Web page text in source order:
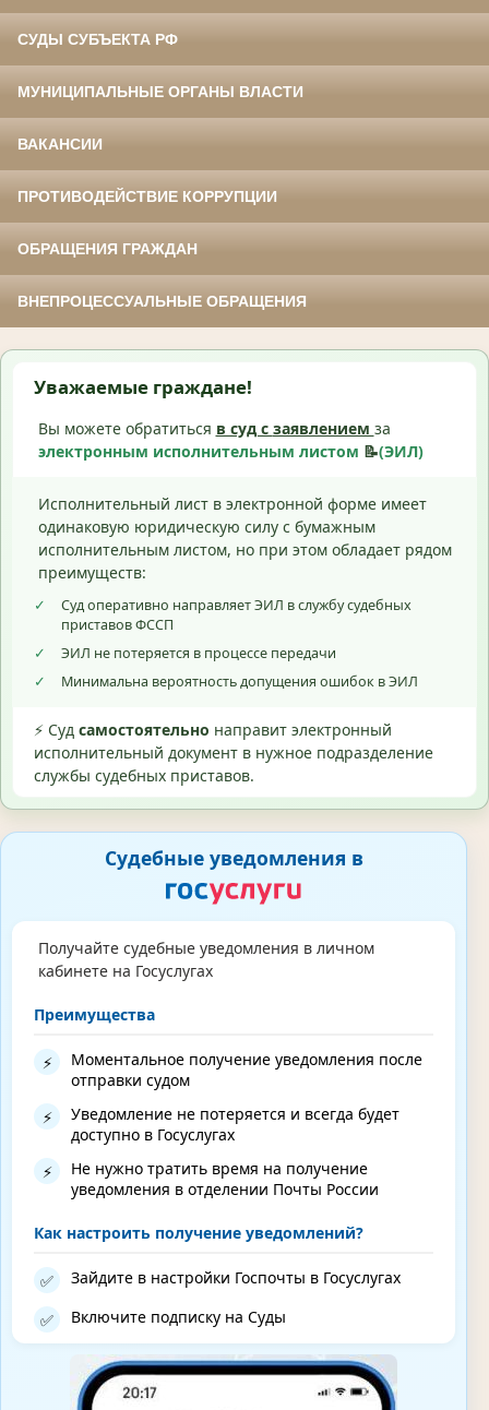
СУДЫ СУБЪЕКТА РФ
МУНИЦИПАЛЬНЫЕ ОРГАНЫ ВЛАСТИ
ВАКАНСИИ
ПРОТИВОДЕЙСТВИЕ КОРРУПЦИИ
ОБРАЩЕНИЯ ГРАЖДАН
ВНЕПРОЦЕССУАЛЬНЫЕ ОБРАЩЕНИЯ
Уважаемые граждане!
Вы можете обратиться в суд с заявлением за
электронным исполнительным листом 📝(ЭИЛ)
Исполнительный лист в электронной форме имеет
одинаковую юридическую силу с бумажным
исполнительным листом, но при этом обладает рядом
преимуществ:
✓
Суд оперативно направляет ЭИЛ в службу судебных
приставов ФССП
✓
ЭИЛ не потеряется в процессе передачи
✓
Минимальна вероятность допущения ошибок в ЭИЛ
⚡ Суд самостоятельно направит электронный
исполнительный документ в нужное подразделение
службы судебных приставов.
Судебные уведомления в
Получайте судебные уведомления в личном
кабинете на Госуслугах
Преимущества
⚡
Моментальное получение уведомления после
отправки судом
⚡
Уведомление не потеряется и всегда будет
доступно в Госуслугах
⚡
Не нужно тратить время на получение
уведомления в отделении Почты России
Как настроить получение уведомлений?
✅ Зайдите в настройки Госпочты в Госуслугах
✅ Включите подписку на Суды